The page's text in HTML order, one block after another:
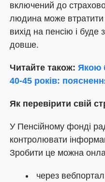
включений до
людина може
вихід на пенсію і
довше.
Читайте також: Якою
40-45 років:
Як перевірити свій
У Пенсійному фонді
контролювати
Зробити це можна
через